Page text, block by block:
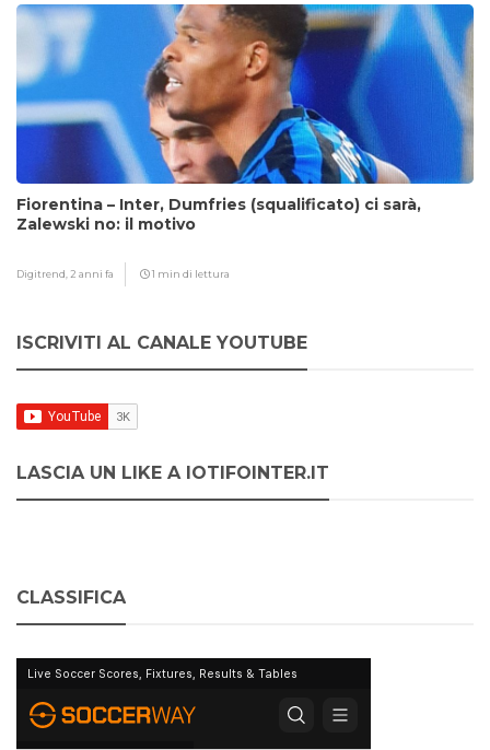
Fiorentina – Inter, Dumfries (squalificato) ci sarà,
Zalewski no: il motivo
Digitrend, 2 anni fa 1 min di lettura
ISCRIVITI AL CANALE YOUTUBE
LASCIA UN LIKE A IOTIFOINTER.IT
CLASSIFICA